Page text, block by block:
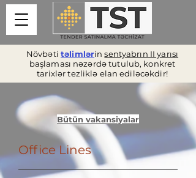
Növbəti təlimlərinsentyabrın II yarısı
başlaması nəzərdə tutulub, konkret
tarixlər tezliklə elan ediləcəkdir!
Bütün vakansiyalar
Office Lines